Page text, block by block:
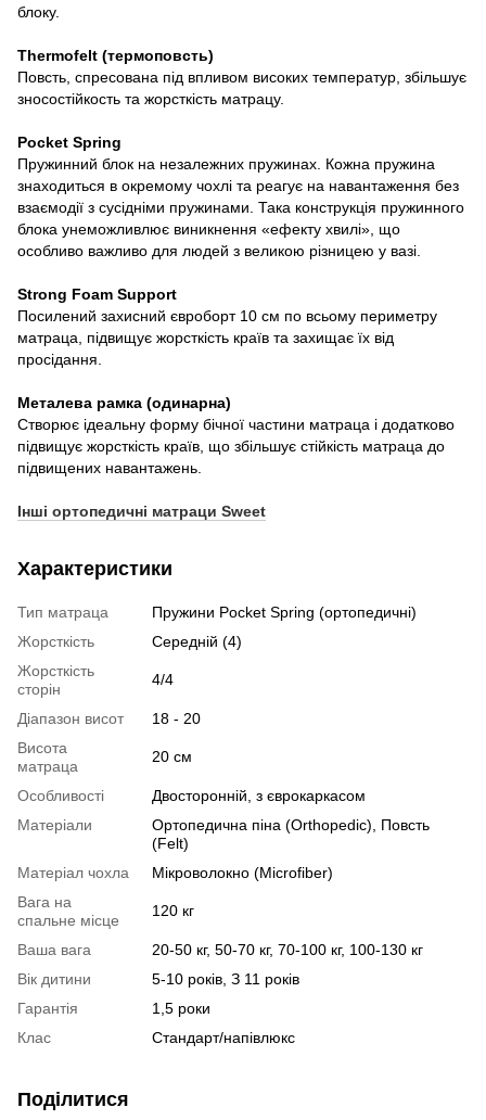
блоку.
Thermofelt (термоповсть)
Повсть, спресована під впливом високих температур, збільшує
зносостійкость та жорсткість матрацу.
Pocket Spring
Пружинний блок на незалежних пружинах. Кожна пружина
знаходиться в окремому чохлі та реагує на навантаження без
взаємодії з сусідніми пружинами. Така конструкція пружинного
блока унеможливлює виникнення «ефекту хвилі», що
особливо важливо для людей з великою різницею у вазі.
Strong Foam Support
Посилений захисний євроборт 10 см по всьому периметру
матраца, підвищує жорсткість країв та захищає їх від
просідання.
Металева рамка (одинарна)
Створює ідеальну форму бічної частини матраца і додатково
підвищує жорсткість країв, що збільшує стійкість матраца до
підвищених навантажень.
Інші ортопедичні матраци Sweet
Характеристики
Тип матраца
Пружини Pocket Spring (ортопедичні)
Жорсткість
Середній (4)
Жорсткість
сторін
4/4
Діапазон висот
18 - 20
Висота
матраца
20 см
Особливості
Двосторонній, з єврокаркасом
Матеріали
Ортопедична піна (Orthopedic), Повсть
(Felt)
Матеріал чохла
Мікроволокно (Microfiber)
Вага на
спальне місце
120 кг
Ваша вага
20-50 кг, 50-70 кг, 70-100 кг, 100-130 кг
Вік дитини
5-10 років, З 11 років
Гарантія
1,5 роки
Клас
Стандарт/напівлюкс
Поділитися